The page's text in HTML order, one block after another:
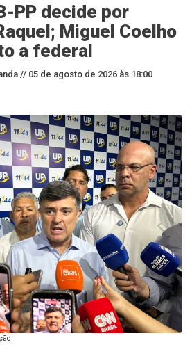
PP decide por
Miguel Coelho
a federal
// 05 de agosto de 2026 às 18:00